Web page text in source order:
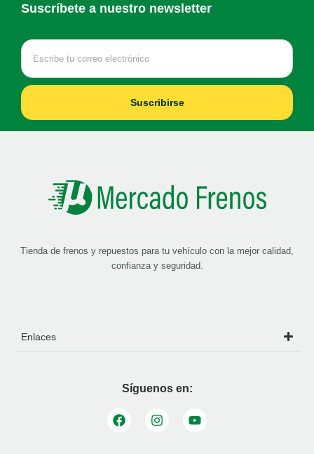
Suscríbete a nuestro newsletter
Suscribirse
Tienda de frenos y repuestos para tu vehículo con la mejor calidad,
confianza y seguridad.
Enlaces
Síguenos en: